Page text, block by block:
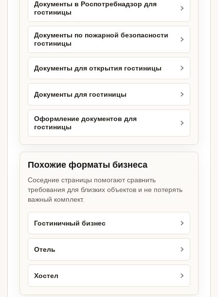
Документы в Роспотребнадзор для
гостиницы
Документы по пожарной безопасности
гостиницы
Документы для открытия гостиницы
Документы для гостиницы
Оформление документов для
гостиницы
Похожие форматы бизнеса
Соседние страницы помогают сравнить
требования для близких объектов и не потерять
важный комплект.
Гостиничный бизнес
Отель
Хостел